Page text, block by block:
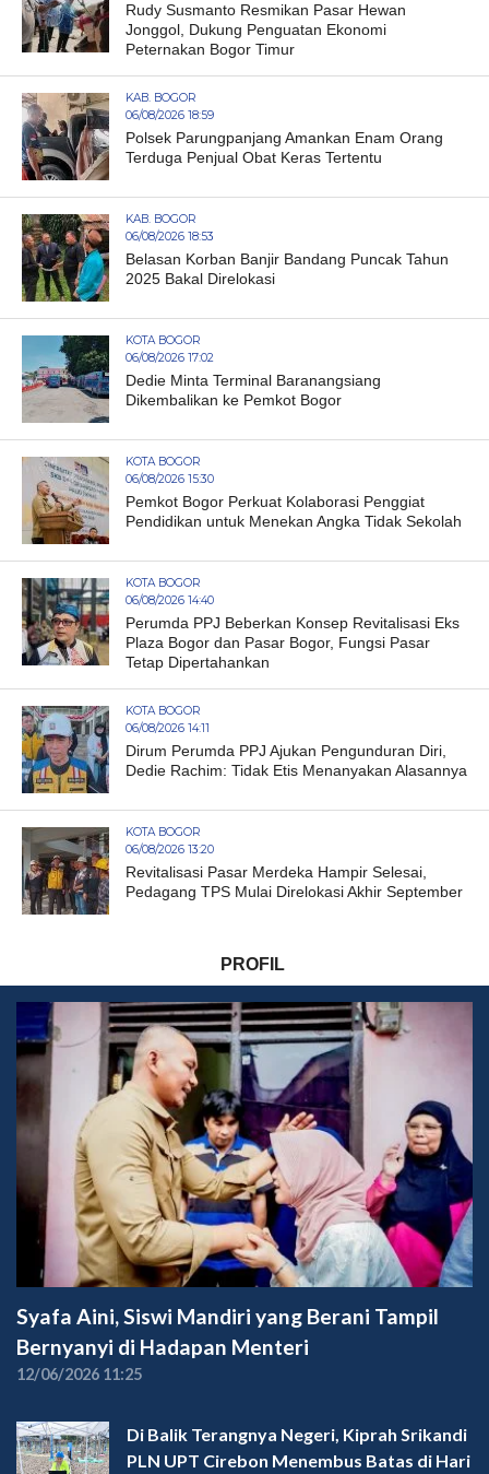
Rudy Susmanto Resmikan Pasar Hewan
Jonggol, Dukung Penguatan Ekonomi
Peternakan Bogor Timur
KAB. BOGOR
06/08/2026 18:59
Polsek Parungpanjang Amankan Enam Orang
Terduga Penjual Obat Keras Tertentu
KAB. BOGOR
06/08/2026 18:53
Belasan Korban Banjir Bandang Puncak Tahun
2025 Bakal Direlokasi
KOTA BOGOR
06/08/2026 17:02
Dedie Minta Terminal Baranangsiang
Dikembalikan ke Pemkot Bogor
KOTA BOGOR
06/08/2026 15:30
Pemkot Bogor Perkuat Kolaborasi Penggiat
Pendidikan untuk Menekan Angka Tidak Sekolah
KOTA BOGOR
06/08/2026 14:40
Perumda PPJ Beberkan Konsep Revitalisasi Eks
Plaza Bogor dan Pasar Bogor, Fungsi Pasar
Tetap Dipertahankan
KOTA BOGOR
06/08/2026 14:11
Dirum Perumda PPJ Ajukan Pengunduran Diri,
Dedie Rachim: Tidak Etis Menanyakan Alasannya
KOTA BOGOR
06/08/2026 13:20
Revitalisasi Pasar Merdeka Hampir Selesai,
Pedagang TPS Mulai Direlokasi Akhir September
PROFIL
Syafa Aini, Siswi Mandiri yang Berani Tampil
Bernyanyi di Hadapan Menteri
12/06/2026 11:25
Di Balik Terangnya Negeri, Kiprah Srikandi
PLN UPT Cirebon Menembus Batas di Hari